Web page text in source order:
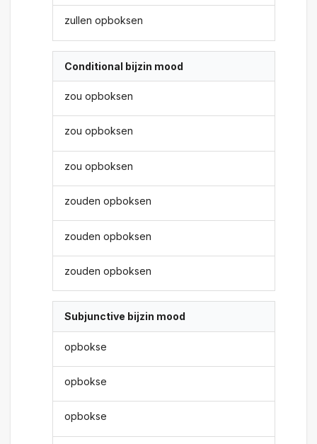
zullen opboksen
Conditional bijzin mood
zou opboksen
zou opboksen
zou opboksen
zouden opboksen
zouden opboksen
zouden opboksen
Subjunctive bijzin mood
opbokse
opbokse
opbokse